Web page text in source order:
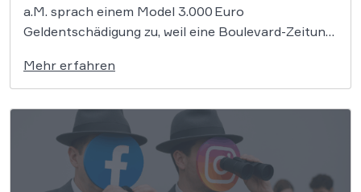
a.M. sprach einem Model 3.000 Euro
Geldentschädigung zu, weil eine Boulevard-Zeitung
veröffentlichte. Die Richter stellten klar: Über das
Zeigen intimer Körperbereiche entscheidet allein
die betroffene Person – auch im grellen
Rampenlicht. Wird ein […]
Mehr erfahren